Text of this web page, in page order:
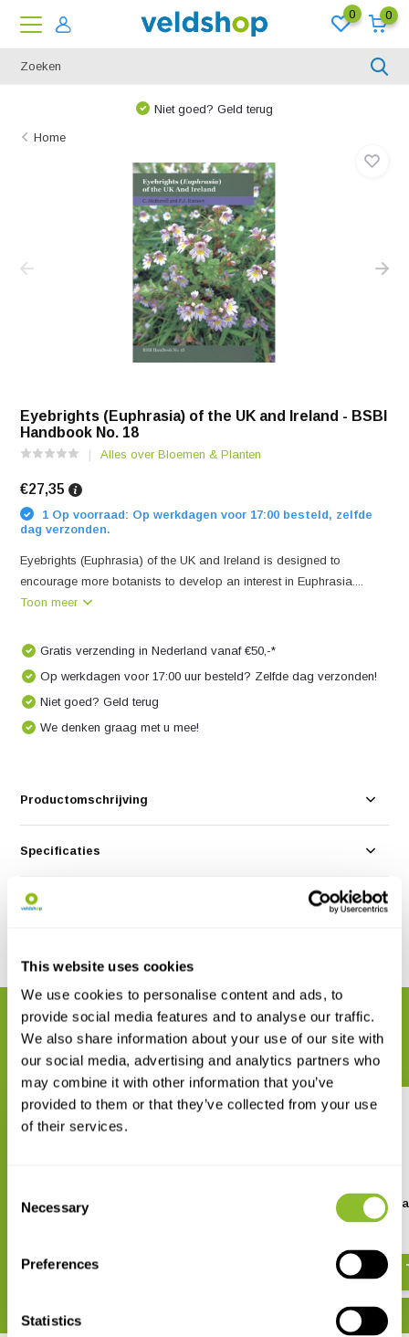
This website uses cookies
We use cookies to personalise content and ads, to
provide social media features and to analyse our traffic.
We also share information about your use of our site with
our social media, advertising and analytics partners who
may combine it with other information that you’ve
provided to them or that they’ve collected from your use
of their services.
Selection
Necessary
Preferences
Statistics
0 0
Niet goed? Geld terug
Home
Eyebrights (Euphrasia) of the UK and Ireland - BSBI
Handbook No. 18
Alles over Bloemen & Planten
€27,35
1 Op voorraad: Op werkdagen voor 17:00 besteld, zelfde
dag verzonden.
Eyebrights (Euphrasia) of the UK and Ireland is designed to
encourage more botanists to develop an interest in Euphrasia....
Toon meer
Gratis verzending in Nederland vanaf €50,-*
Op werkdagen voor 17:00 uur besteld? Zelfde dag verzonden!
Niet goed? Geld terug
We denken graag met u mee!
Productomschrijving
Specificaties
Reviews
GERELATEERDE PRODUCTEN
Maak uw bestelling compleet
Harrap's Wild Flowers
Wild Roses of Great
Ireland